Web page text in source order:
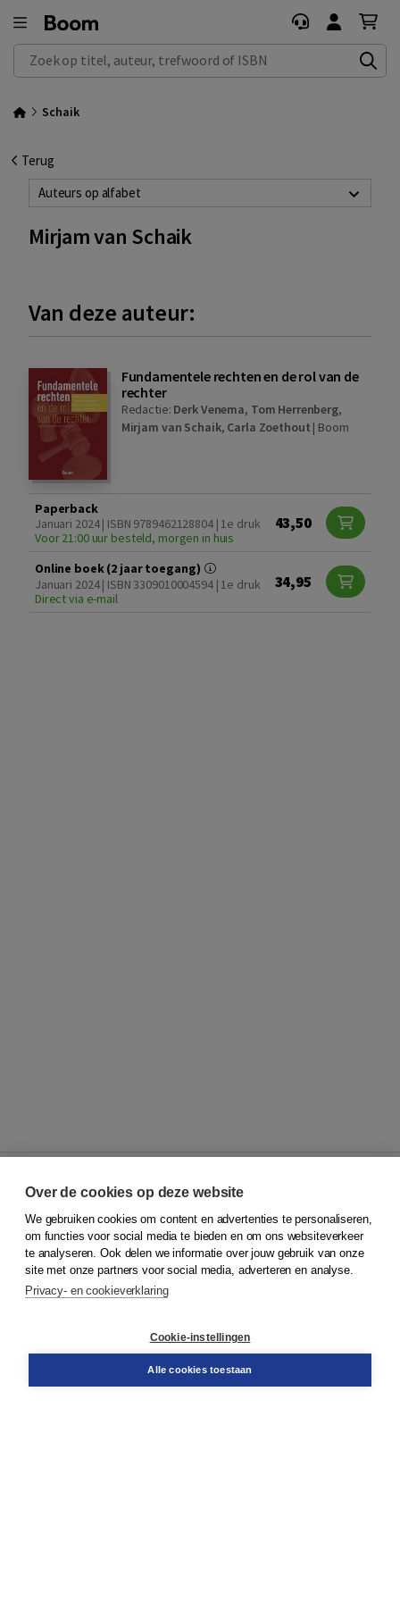
Zoek op titel, auteur, trefwoord of ISBN
Schaik
Terug
Auteurs op alfabet
Mirjam van Schaik
Van deze auteur:
Fundamentele rechten en de rol van de
rechter
Redactie: Derk Venema, Tom Herrenberg,
Mirjam van Schaik, Carla Zoethout | Boom
Paperback
Januari 2024 | ISBN 9789462128804 | 1e druk
Voor 21:00 uur besteld, morgen in huis
43,50
Online boek (2 jaar toegang)
Januari 2024 | ISBN 3309010004594 | 1e druk
Direct via e-mail
34,95
© 2026Koninklijke Boom uitgevers
Klantenservice
Service & informatie
Contact
Over de cookies op deze website
We gebruiken cookies om content en advertenties te personaliseren,
om functies voor social media te bieden en om ons websiteverkeer
te analyseren. Ook delen we informatie over jouw gebruik van onze
site met onze partners voor social media, adverteren en analyse.
Privacy- en cookieverklaring
Cookie-instellingen
Alle cookies toestaan